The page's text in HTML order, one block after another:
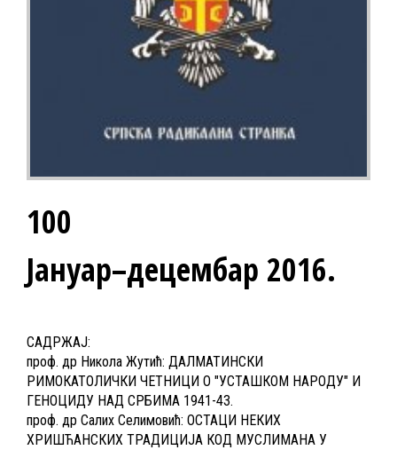
100
Јануар–децембар 2016.
САДРЖАЈ:
проф. др Никола Жутић: ДАЛМАТИНСКИ
РИМОКАТОЛИЧКИ ЧЕТНИЦИ О "УСТАШКОМ НАРОДУ" И
ГЕНОЦИДУ НАД СРБИМА 1941-43.
проф. др Салих Селимовић: ОСТАЦИ НЕКИХ
ХРИШЋАНСКИХ ТРАДИЦИЈА КОД МУСЛИМАНА У